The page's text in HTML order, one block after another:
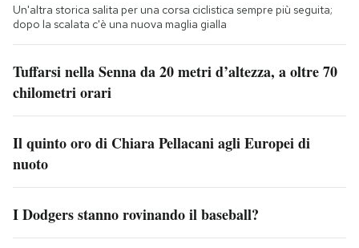
Un'altra storica salita per una corsa ciclistica sempre più seguita;
dopo la scalata c'è una nuova maglia gialla
Tuffarsi nella Senna da 20 metri d’altezza, a oltre 70
chilometri orari
Il quinto oro di Chiara Pellacani agli Europei di
nuoto
I Dodgers stanno rovinando il baseball?